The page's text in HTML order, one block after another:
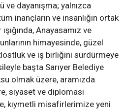
ve dayanışma; yalnızca
inançların ve insanlığın ortak
Anayasamız ve
himayesinde, güzel
ve iş birliğini sürdürmeye
başta Sarıyer Belediye
olmak üzere, aramızda
siyaset ve diplomasi
kıymetli misafirlerimize yeni